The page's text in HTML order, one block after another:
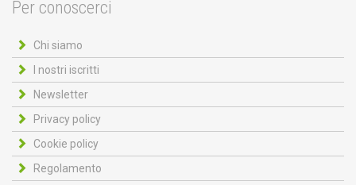
Per conoscerci
Chi siamo
I nostri iscritti
Newsletter
Privacy policy
Cookie policy
Regolamento